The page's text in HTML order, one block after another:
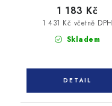
Skladem
1 431 Kč včetně DPH
1 183 Kč